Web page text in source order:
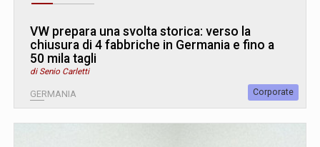
VW prepara una svolta storica: verso la
chiusura di 4 fabbriche in Germania e fino a
50 mila tagli
di Senio Carletti
GERMANIA Corporate